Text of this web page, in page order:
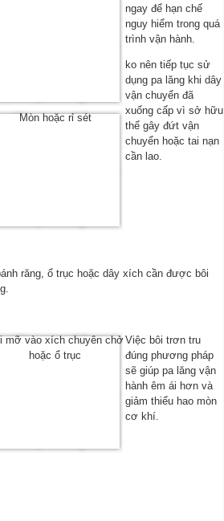
Mòn hoặc rỉ sét
ngay để hạn chế
nguy hiểm trong quá
trình vận hành.
ko nên tiếp tục sử
dụng pa lăng khi dây
vận chuyển đã
xuống cấp vì sở hữu
thể gây đứt vận
chuyển hoặc tai nạn
cần lao.
răng, ổ trục hoặc dây xích cần được bôi
mỡ vào xích chuyên chở
hoặc ổ trục
Việc bôi trơn tru
đúng phương pháp
sẽ giúp pa lăng vận
hành êm ái hơn và
giảm thiểu hao mòn
cơ khí.